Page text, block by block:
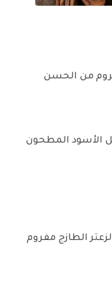
مفروم من الحسن
الأسود المطحون